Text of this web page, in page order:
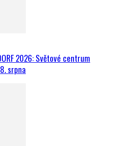
2026: Světové centrum
srpna